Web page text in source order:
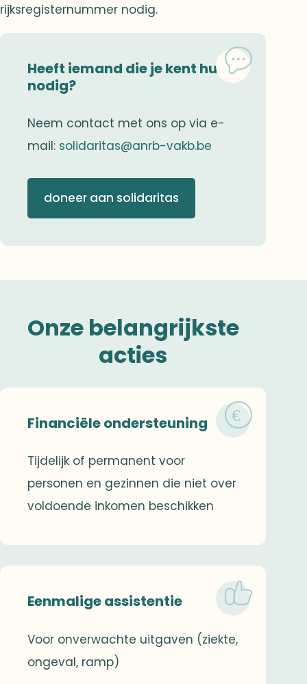
rijksregisternummer nodig.
Heeft iemand die je kent hulp
nodig?
Neem contact met ons op via e-
mail: solidaritas@anrb-vakb.be
doneer aan solidaritas
Onze belangrijkste
acties
Financiële ondersteuning
Tijdelijk of permanent voor
personen en gezinnen die niet over
voldoende inkomen beschikken
Eenmalige assistentie
Voor onverwachte uitgaven (ziekte,
ongeval, ramp)